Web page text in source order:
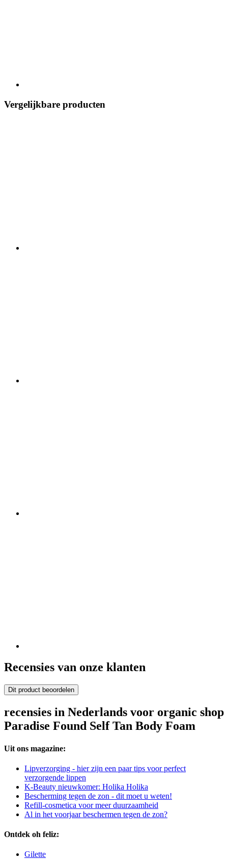
Vergelijkbare producten
Recensies van onze klanten
Dit product beoordelen
recensies in Nederlands voor organic shop
Paradise Found Self Tan Body Foam
Uit ons magazine:
Lipverzorging - hier zijn een paar tips voor perfect
verzorgende lippen
K-Beauty nieuwkomer: Holika Holika
Bescherming tegen de zon - dit moet u weten!
Refill-cosmetica voor meer duurzaamheid
Al in het voorjaar beschermen tegen de zon?
Ontdek oh feliz:
Gilette